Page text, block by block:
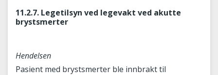
11.2.7. Legetilsyn ved legevakt ved akutte
brystsmerter
Hendelsen
Pasient med brystsmerter ble innbrakt til